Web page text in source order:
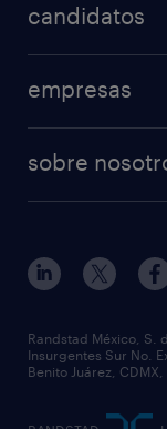
candidatos
empresas
sobre
Randstad México, S.
Insurgentes Sur No.
Benito Juárez,